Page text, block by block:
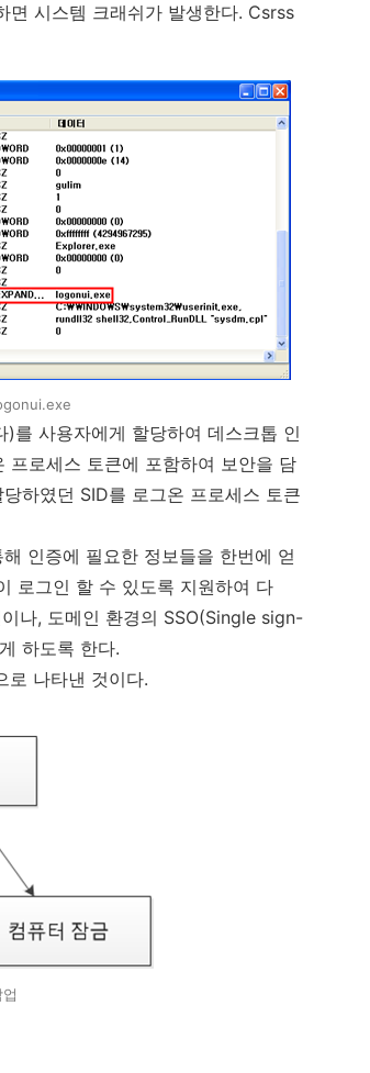
면 시스템 크래쉬가 발생한다. Csrss
를 사용자에게 할당하여 데스크톱 인
프로세스 토큰에 포함하여 보안을 담
하였던 SID를 로그온 프로세스 토큰
인증에 필요한 정보들을 한번에 얻
로그인 할 수 있도록 지원하여 다
나, 도메인 환경의 SSO(Single sign-
하도록 한다.
로 나타낸 것이다.